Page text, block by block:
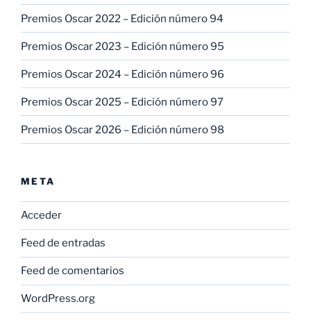
Premios Oscar 2022 – Edición número 94
Premios Oscar 2023 – Edición número 95
Premios Oscar 2024 – Edición número 96
Premios Oscar 2025 – Edición número 97
Premios Oscar 2026 – Edición número 98
META
Acceder
Feed de entradas
Feed de comentarios
WordPress.org